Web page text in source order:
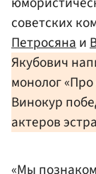
советских
Петросянаи
Якубович
монолог
Винокур
актеров
«Мы